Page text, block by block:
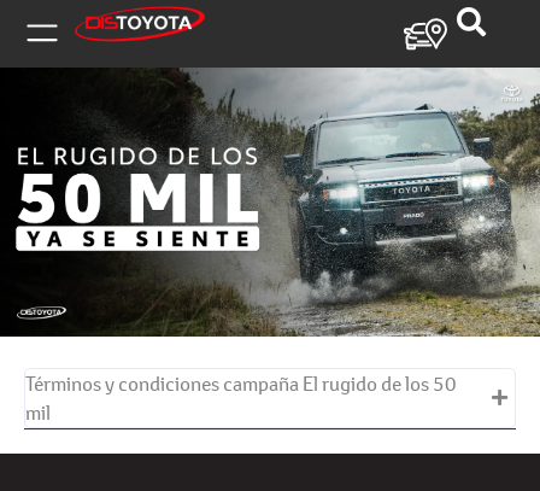
Inicio / Promociones y campañas/ El rugido de
los 50 mil
Términos y condiciones campaña El rugido de los 50
mil